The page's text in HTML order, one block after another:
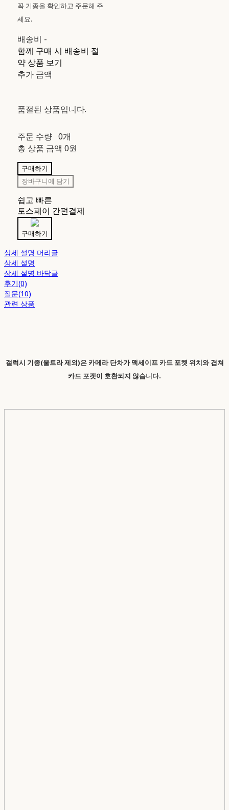
꼭 기종을 확인하고 주문해 주
세요.
배송비 -
함께 구매 시 배송비 절
약 상품 보기
추가 금액
품절된 상품입니다.
주문 수량 0개
총 상품 금액 0원
구매하기
장바구니에 담기
쉽고 빠른
토스페이 간편결제
구매하기
상세 설명 머리글
상세 설명
상세 설명 바닥글
후기(0)
질문(10)
관련 상품
갤럭시 기종(울트라 제외)은 카메라 단차가 맥세이프 카드 포켓 위치와 겹쳐
카드 포켓이 호환되지 않습니다.